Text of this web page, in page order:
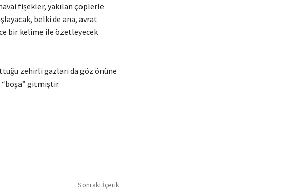
fişekler, yakılan çöplerle
belki de ana, avrat
bir kelime ile özetleyecek
zehirli gazları da göz önüne
“boşa” gitmiştir.
Sonraki İçerik